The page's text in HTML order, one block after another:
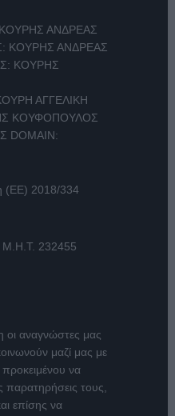
ΑΝΔΡΕΑΣ
ΚΟΥΡΗΣ ΑΝΔΡΕΑΣ
ΚΟΥΡΗΣ
ΑΓΓΕΛΙΚΗ
ΚΟΥΦΟΠΟΥΛΟΣ
DOMAIN:
(ΕΕ) 2018/334
Μ.Η.Τ. 232455
οι αναγνώστες μας
μαζί μας με
προκειμένου να
παρατηρήσεις τους,
επίσης να